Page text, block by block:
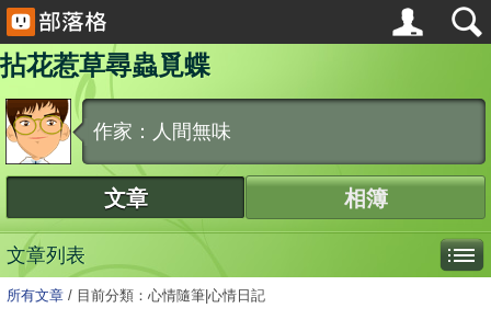
拈花惹草尋蟲覓蝶
作家：人間無味
文章 相簿
文章列表
所有文章 / 目前分類：心情隨筆|心情日記